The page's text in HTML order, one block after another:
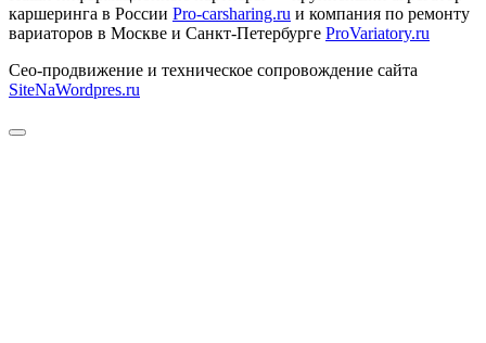
каршеринга в России Pro-carsharing.ru и компания по ремонту
вариаторов в Москве и Санкт-Петербурге ProVariatory.ru
Сео-продвижение и техническое сопровождение сайта
SiteNaWordpres.ru